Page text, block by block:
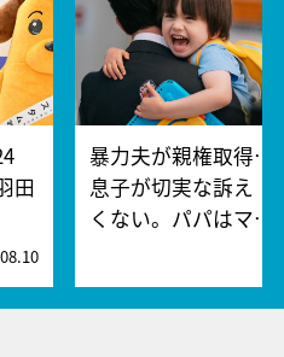
田
暴力夫が親権取得…
息子が切実な訴え「
くない。パパはマ…